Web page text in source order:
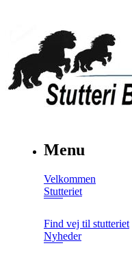
Menu
Velkommen
Stutteriet
Find vej til stutteriet
Nyheder